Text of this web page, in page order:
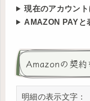
現在のアカウン
AMAZON PAYと
Amazonの契約
明細の表示文字：